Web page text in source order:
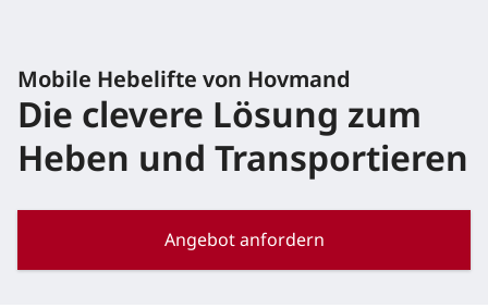
Mobile Hebelifte von Hovmand
Die clevere Lösung zum
Heben und Transportieren
Angebot anfordern